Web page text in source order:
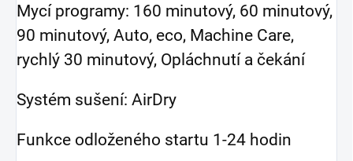
Mycí programy: 160 minutový, 60 minutový,
90 minutový, Auto, eco, Machine Care,
rychlý 30 minutový, Opláchnutí a čekání
Systém sušení: AirDry
Funkce odloženého startu 1-24 hodin